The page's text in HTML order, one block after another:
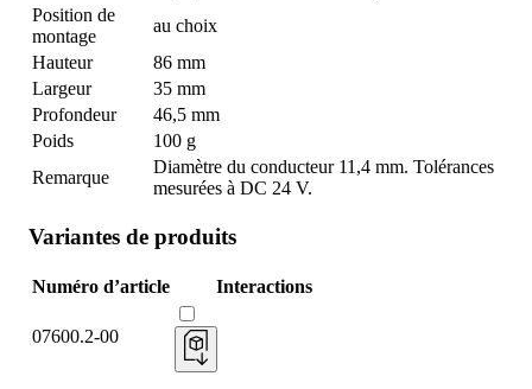
Position de
montage
au choix
Hauteur
86 mm
Largeur
35 mm
Profondeur
46,5 mm
Poids
100 g
Remarque
Diamètre du conducteur 11,4 mm. Tolérances
mesurées à DC 24 V.
Variantes de produits
Numéro d’article Interactions
07600.2-00